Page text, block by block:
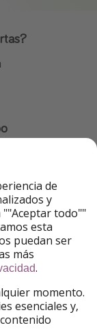
de
y
""Aceptar todo""
esta
puedan ser
más
.
momento.
esenciales y,